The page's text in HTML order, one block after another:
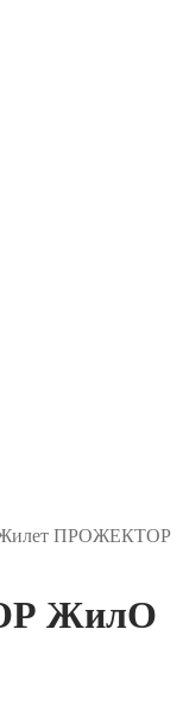
ПРОЖЕКТОР
ЖилО